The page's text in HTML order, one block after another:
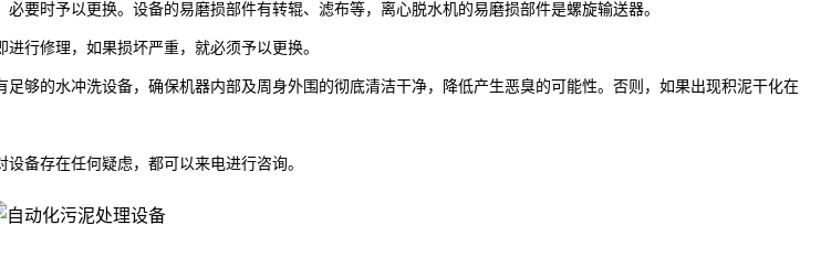
时予以更换。设备的易磨损部件有转辊、滤布等，离心脱水机的易磨损部件是螺旋输送器。
行修理，如果损坏严重，就必须予以更换。
的水冲洗设备，确保机器内部及周身外围的彻底清洁干净，降低产生恶臭的可能性。否则，如果出现积泥干化在
备存在任何疑虑，都可以来电进行咨询。